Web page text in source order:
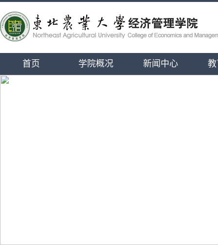
首页 学院概况 新闻中心